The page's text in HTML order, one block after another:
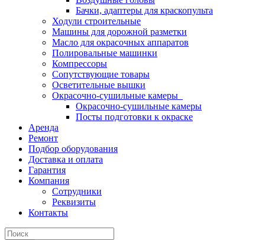
Бачки, адаптеры для краскопульта
Ходули строительные
Машины для дорожной разметки
Масло для окрасочных аппаратов
Полировальные машинки
Компрессоры
Сопутствующие товары
Осветительные вышки
Окрасочно-сушильные камеры
Окрасочно-сушильные камеры
Посты подготовки к окраске
Аренда
Ремонт
Подбор оборудования
Доставка и оплата
Гарантия
Компания
Сотрудники
Реквизиты
Контакты